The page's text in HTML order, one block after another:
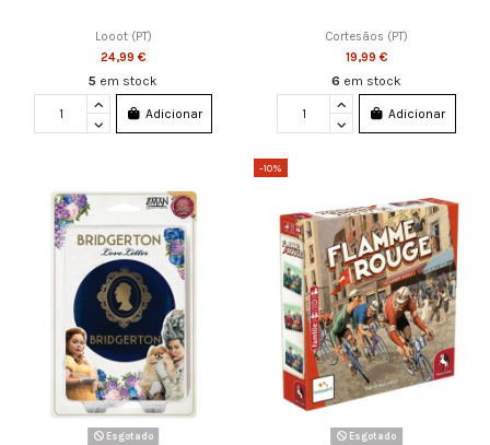
Looot (PT)
24,99 €
5 em stock
Adicionar
Cortesãos (PT)
19,99 €
6 em stock
Adicionar
Esgotado
-10%
Esgotado